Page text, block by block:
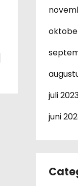
juli
juni